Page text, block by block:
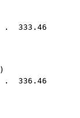
)